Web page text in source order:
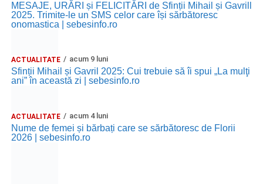
MESAJE, URĂRI și FELICITĂRI de Sfinții Mihail și Gavrill
2025. Trimite-le un SMS celor care își sărbătoresc
onomastica | sebesinfo.ro
ACTUALITATE acum 9 luni
Sfinții Mihail și Gavril 2025: Cui trebuie să îi spui „La mulţi
ani” în această zi | sebesinfo.ro
ACTUALITATE acum 4 luni
Nume de femei și bărbați care se sărbătoresc de Florii
2026 | sebesinfo.ro